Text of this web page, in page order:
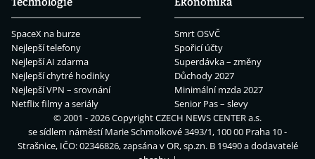
SpaceX na burze
Nejlepší telefony
Nejlepší AI zdarma
Nejlepší chytré hodinky
Nejlepší VPN – srovnání
Netflix filmy a seriály
Smrt OSVČ
Spořicí účty
Superdávka – změny
Důchody 2027
Minimální mzda 2027
Senior Pas – slevy
© 2001 - 2026 CopyrightCZECH NEWS CENTER a.s.
se sídlem náměstí Marie Schmolkové 3493/1, 100 00 Praha 10 -
Strašnice, IČO: 02346826, zapsána v OR, sp.zn. B 19490 a dodavatelé